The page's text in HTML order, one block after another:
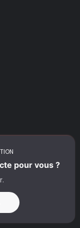
pour vous ?